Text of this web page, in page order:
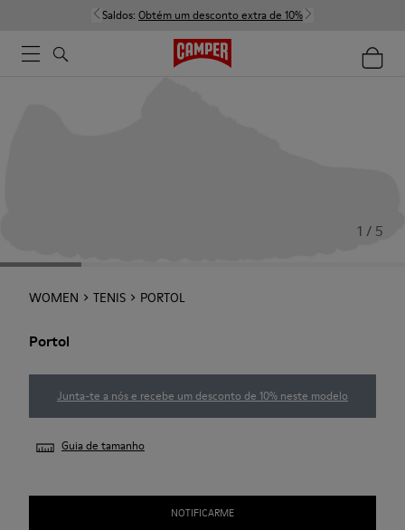
Saldos: Obtém um desconto extra de 10%
1 / 5
WOMEN TENIS PORTOL
Portol
Junta-te a nós e recebe um desconto de 10% neste modelo
Guia de tamanho
NOTIFICARME